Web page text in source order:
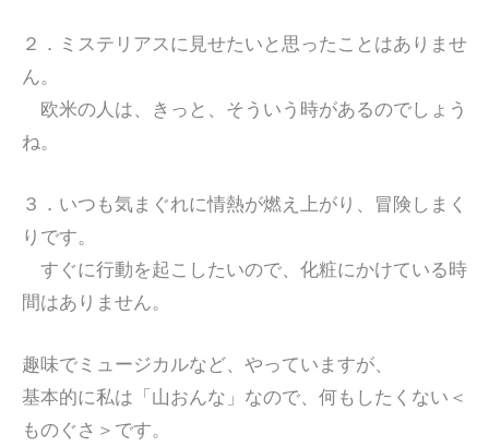
２．ミステリアスに見せたいと思ったことはありませ
ん。
欧米の人は、きっと、そういう時があるのでしょう
ね。
３．いつも気まぐれに情熱が燃え上がり、冒険しまく
りです。
すぐに行動を起こしたいので、化粧にかけている時
間はありません。
趣味でミュージカルなど、やっていますが、
基本的に私は「山おんな」なので、何もしたくない＜
ものぐさ＞です。